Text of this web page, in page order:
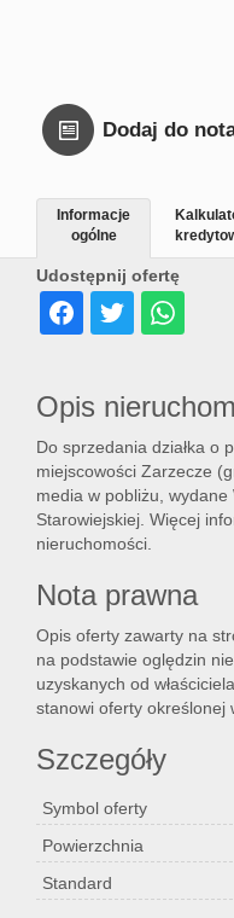
Dodaj do
Udostępnij ofertę
Informacje
ogólne
Opis
Do sprzedania działka o
miejscowości Zarzecze
media w pobliżu,
Starowiejskiej. Więcej
nieruchomości.
Nota prawna
Opis oferty zawarty na
na podstawie oględzin
uzyskanych od
stanowi oferty określonej
Szczegóły
Symbol oferty
Powierzchnia
Standard